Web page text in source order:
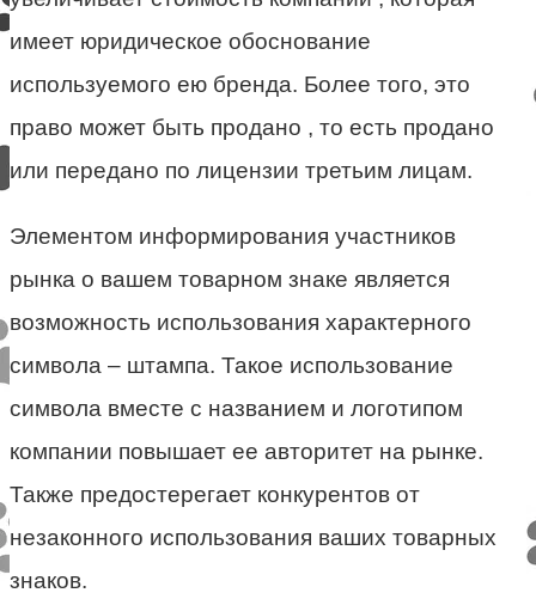
имеет юридическое обоснование
используемого ею бренда. Более того, это
право может быть продано , то есть продано
или передано по лицензии третьим лицам.
Элементом информирования участников
рынка о вашем товарном знаке является
возможность использования характерного
символа – штампа. Такое использование
символа вместе с названием и логотипом
компании повышает ее авторитет на рынке.
Также предостерегает конкурентов от
незаконного использования ваших товарных
знаков.